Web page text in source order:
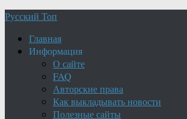
Русский Топ
Главная
Информация
О сайте
FAQ
Авторские права
Как выкладывать новости
Полезные сайты